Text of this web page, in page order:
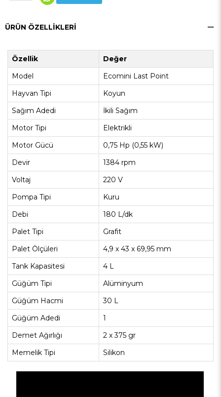
ÜRÜN ÖZELLIKLERI
Özellik
Değer
Model
Ecomini Last Point
Hayvan Tipi
Koyun
Sağım Adedi
İkili Sağım
Motor Tipi
Elektrikli
Motor Gücü
0,75 Hp (0,55 kW)
Devir
1384 rpm
Voltaj
220 V
Pompa Tipi
Kuru
Debi
180 L/dk
Palet Tipi
Grafit
Palet Ölçüleri
4,9 x 43 x 69,95 mm
Tank Kapasitesi
4 L
Güğüm Tipi
Alüminyum
Güğüm Hacmi
30 L
Güğüm Adedi
1
Demet Ağırlığı
2 x 375 gr
Memelik Tipi
Silikon